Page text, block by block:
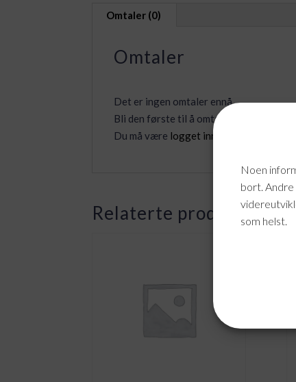
Noen
bort. Andre
som helst.
Omtaler (0)
Omtaler
Det er ingen omtaler ennå.
Bli den første til å omtale «Nettverk
Du må være logget inn
Relaterte produkter